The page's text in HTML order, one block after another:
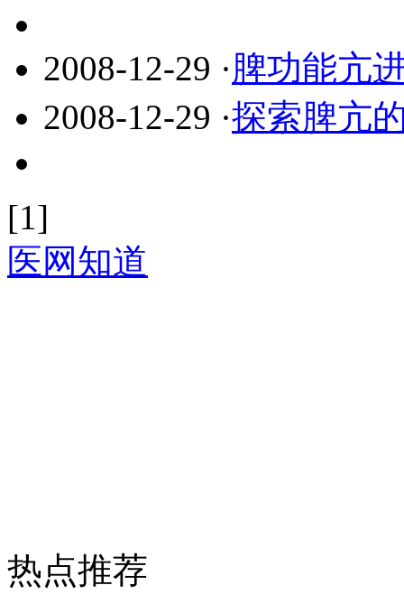
2008-12-29 ·脾功能亢
2008-12-29 ·探索脾亢
[1]
医网知道
热点推荐